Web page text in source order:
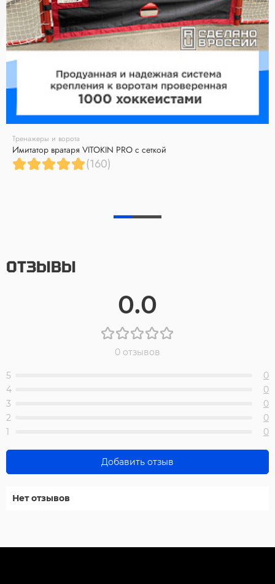
Тренажеры и ворота
Имитатор вратаря VITOKIN PRO с сеткой
(160)
ОТЗЫВЫ
0.0
0 отзывов
5
0
4
0
3
0
2
0
1
0
Добавить отзыв
Нет отзывов